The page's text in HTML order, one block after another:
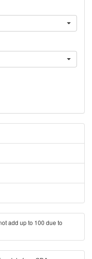
add up to 100 due to